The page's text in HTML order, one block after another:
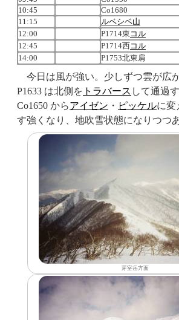
10:45
Co1680
11:15
ルベシベ山
12:00
P1714東 コル
12:45
P1714西コル
14:00
P1753北東肩
今日は風が強い。少しずつ雲が広
P1633 は北側を トラバース して通過
Co1650 からアイゼン ・ ピッケルに変
す強くなり、地吹雪状態になりつつあ
芽室岳方面